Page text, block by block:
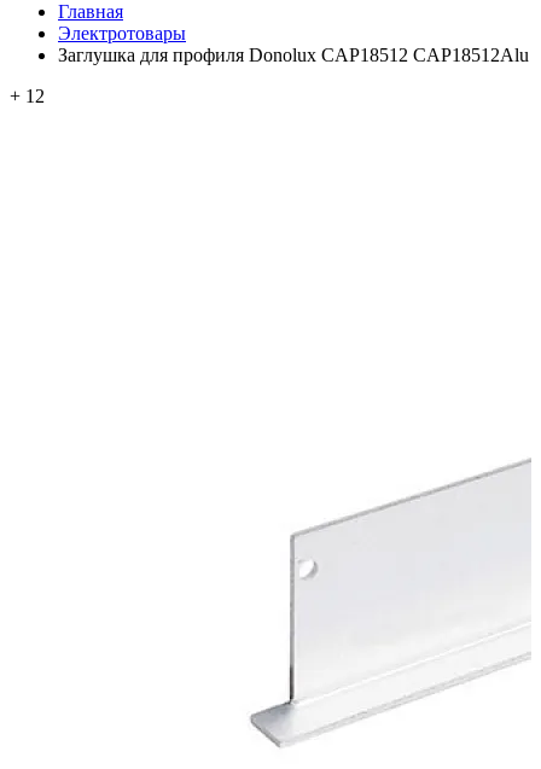
Главная
Электротовары
Заглушка для профиля Donolux CAP18512 CAP18512Alu
+ 12